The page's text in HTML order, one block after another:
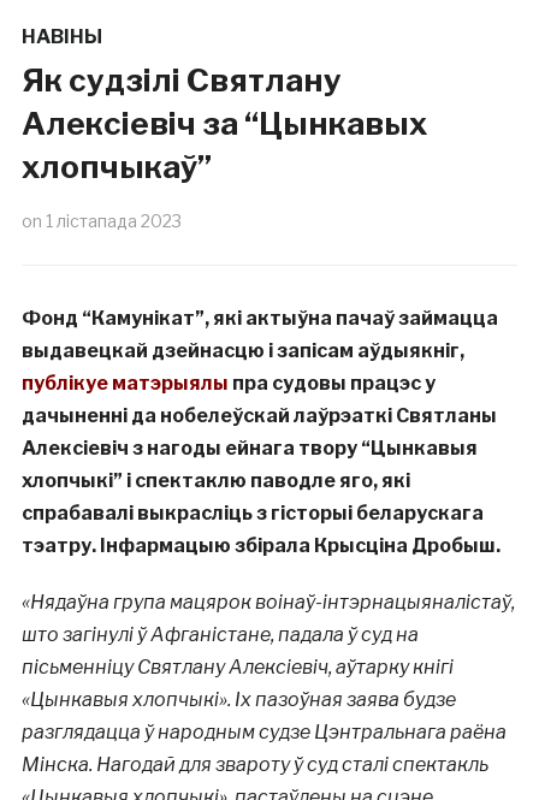
НАВІНЫ
Як судзілі Святлану
Алексіевіч за “Цынкавых
хлопчыкаў”
on 1 лістапада 2023
Фонд “Камунікат”, які актыўна пачаў займацца
выдавецкай дзейнасцю і запісам аўдыякніг,
публікуе матэрыялы пра судовы працэс у
дачыненні да нобелеўскай лаўрэаткі Святланы
Алексіевіч з нагоды ейнага твору “Цынкавыя
хлопчыкі” і спектаклю паводле яго, які
спрабавалі выкрасліць з гісторыі беларускага
тэатру. Інфармацыю збірала Крысціна Дробыш.
«Нядаўна група мацярок воінаў-інтэрнацыяналістаў,
што загінулі ў Афганістане, падала ў суд на
пісьменніцу Святлану Алексіевіч, аўтарку кнігі
«Цынкавыя хлопчыкі». Іх пазоўная заява будзе
разглядацца ў народным судзе Цэнтральнага раёна
Мінска. Нагодай для звароту ў суд сталі спектакль